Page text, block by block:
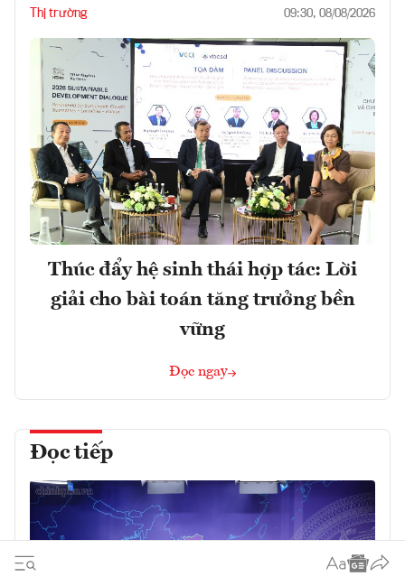
Thị trường 09:30, 08/08/2026
Thúc đẩy hệ sinh thái hợp tác: Lời
giải cho bài toán tăng trưởng bền
vững
Đọc ngay
Đọc tiếp